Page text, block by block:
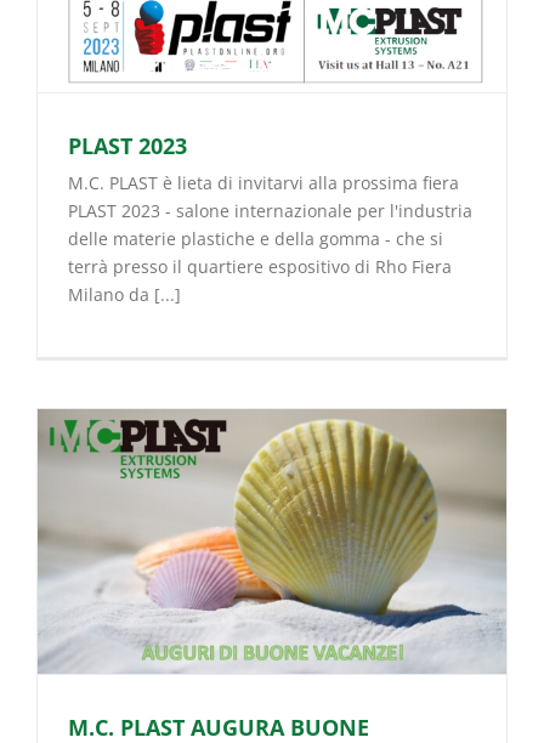
PLAST 2023
M.C. PLAST è lieta di invitarvi alla prossima fiera
PLAST 2023 - salone internazionale per l'industria
delle materie plastiche e della gomma - che si
terrà presso il quartiere espositivo di Rho Fiera
Milano da [...]
M.C. PLAST AUGURA BUONE